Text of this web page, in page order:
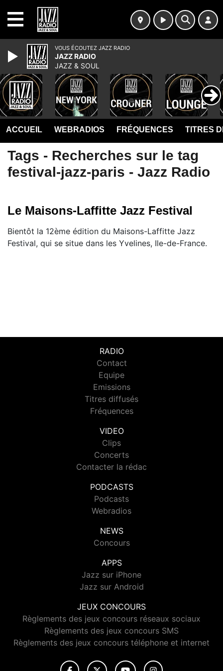
ACCUEIL WEBRADIOS FRÉQUENCES TITRES
Tags - Recherches sur le tag
festival-jazz-paris - Jazz Radio
Le Maisons-Laffitte Jazz Festival
Bientôt la 12ème édition du Maisons-Laffitte Jazz
Festival, qui se situe dans les Yvelines, Ile-de-France.
RADIO
Contact
Equipe
Emissions
Titres diffusés
Fréquences
VIDEO
Clips
Concerts
Contacter la rédac
PODCASTS
Podcasts
Webradios
NEWS
Concours
APPS
Jazz sur iPhone
Jazz sur Android
JEUX CONCOURS
Règlements des jeux concours réseaux sociaux
Règlements des jeux concours SMS
Règlements des jeux concours téléphone et internet
VOUS ÉCOUTEZ JAZZ RADIO
JAZZ RADIO
JAZZ & SOUL